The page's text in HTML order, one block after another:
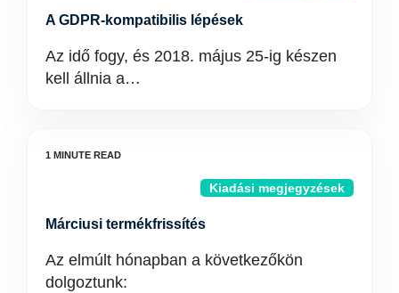
A GDPR-kompatibilis lépések
Az idő fogy, és 2018. május 25-ig készen
kell állnia a…
Kiadási megjegyzések
Márciusi termékfrissítés
Az elmúlt hónapban a következőkön
dolgoztunk: